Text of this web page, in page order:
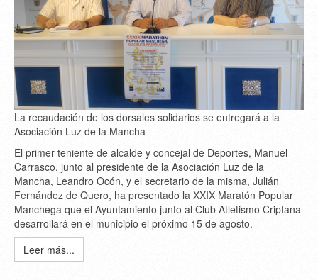
La recaudación de los dorsales solidarios se entregará a la
Asociación Luz de la Mancha
El primer teniente de alcalde y concejal de Deportes, Manuel
Carrasco, junto al presidente de la Asociación Luz de la
Mancha, Leandro Ocón, y el secretario de la misma, Julián
Fernández de Quero, ha presentado la XXIX Maratón Popular
Manchega que el Ayuntamiento junto al Club Atletismo Criptana
desarrollará en el municipio el próximo 15 de agosto.
Leer más...